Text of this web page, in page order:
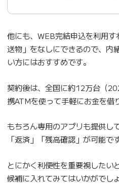
他にも、WEB完結申込を利用
送物」をなしにできるので、内
い方にはおすすめです。
契約後は、全国に約12万台（
携ATMを使って手軽にお金を借
もちろん専用のアプリも提供し
「返済」「残高確認」が可能です
とにかく利便性を重要視したい
候補に入れてみてはいかがでし